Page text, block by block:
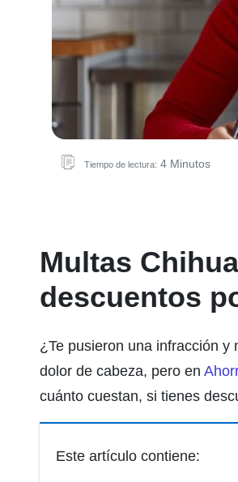
Tiempo de lectura: 4 Minutos
Multas
descuentos
¿Te pusieron una infracción y
dolor de cabeza, pero en
cuánto cuestan, si tienes
Este artículo contiene: